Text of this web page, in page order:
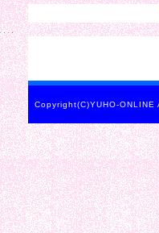
Copyright(C)YUHO-